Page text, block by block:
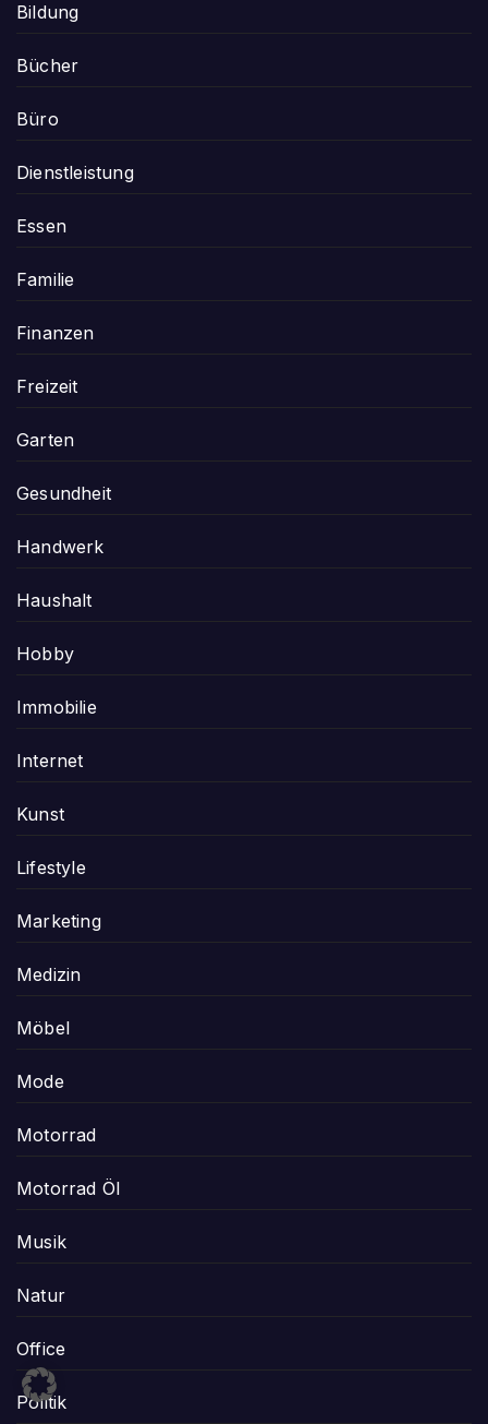
Bildung
Bücher
Büro
Dienstleistung
Essen
Familie
Finanzen
Freizeit
Garten
Gesundheit
Handwerk
Haushalt
Hobby
Immobilie
Internet
Kunst
Lifestyle
Marketing
Medizin
Möbel
Mode
Motorrad
Motorrad Öl
Musik
Natur
Office
Politik